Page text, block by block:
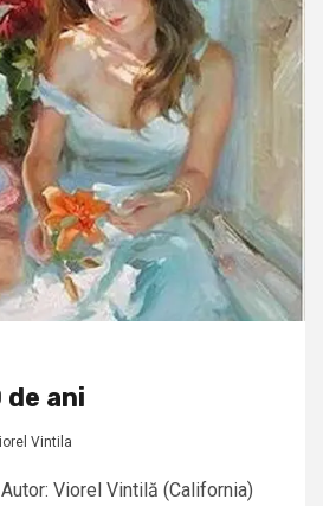
de ani
Vintila
Viorel Vintilă (California)